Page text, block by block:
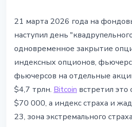
"Квадрупельное
$4,7 трлн
Bitcoin
21 марта 2026 г. 3 мин чтения
Наталия Дорофеева
21 марта 2026 года на
наступил день
одновременное закрытие
индексных опционов,
фьючерсов на отдельные
$4,7 трлн. Bitcoin встретил
$70 000, а индекс страха и
23, зона экстремального